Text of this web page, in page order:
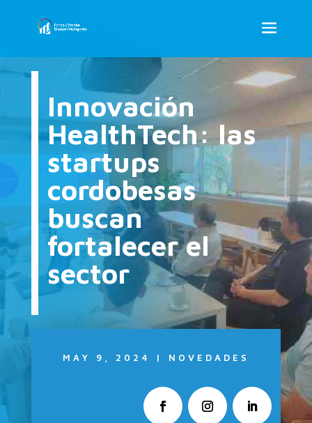
Innovación
HealthTech: las
startups
cordobesas
buscan
fortalecer el
sector
MAY 9, 2024 | NOVEDADES